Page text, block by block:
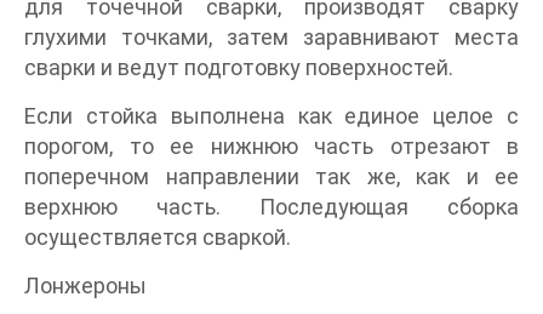
для точечной сварки, производят сварку
глухими точками, затем заравнивают места
сварки и ведут подготовку поверхностей.
Если стойка выполнена как единое целое с
порогом, то ее нижнюю часть отрезают в
поперечном направлении так же, как и ее
верхнюю часть. Последующая сборка
осуществляется сваркой.
Лонжероны